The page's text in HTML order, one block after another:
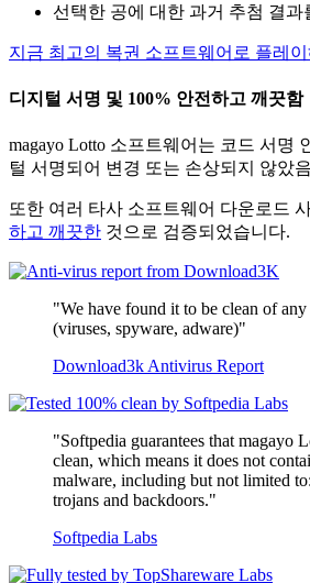
선택한 공에 대한 과거 추첨 결과
지금 최고의 복권 소프트웨어로 플레
디지털 서명 및 100% 안전하고 깨끗함
magayo Lotto 소프트웨어는 코드 서명
털 서명되어 변경 또는 손상되지 않았
또한 여러 타사 소프트웨어 다운로드
하고 깨끗한 것으로 검증되었습니다.
"We have found it to be clean of
(viruses, spyware, adware)"
Download3k Antivirus Report
"Softpedia guarantees that magayo
clean, which means it does not
malware, including but not limited
trojans and backdoors."
Softpedia Labs